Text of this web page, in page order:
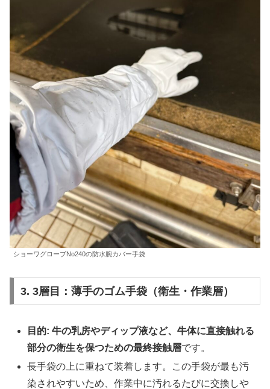
ショーワグローブNo240の防水腕カバー手袋
3. 3層目：薄手のゴム手袋（衛生・作業層）
目的: 牛の乳房やディップ液など、牛体に直接触れる
部分の衛生を保つための最終接触層です。
長手袋の上に重ねて装着します。この手袋が最も汚
染されやすいため、作業中に汚れるたびに交換しや